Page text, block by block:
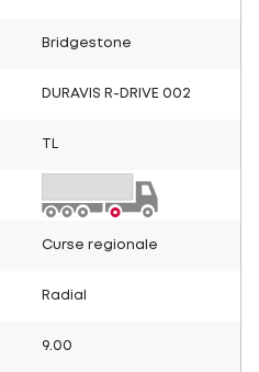
Bridgestone
DURAVIS R-DRIVE 002
Curse regionale
Radial
9.00